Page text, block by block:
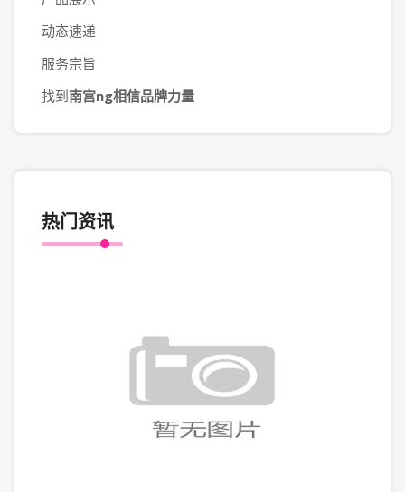
动态速递
服务宗旨
找到南宫ng相信品牌力量
热门资讯